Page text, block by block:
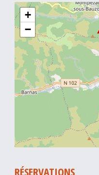
+
−
RÉSERVATIONS